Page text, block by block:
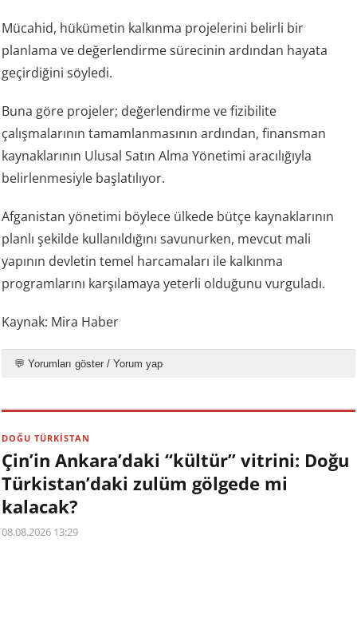
Mücahid, hükümetin kalkınma projelerini belirli bir
planlama ve değerlendirme sürecinin ardından hayata
geçirdiğini söyledi.
Buna göre projeler; değerlendirme ve fizibilite
çalışmalarının tamamlanmasının ardından, finansman
kaynaklarının Ulusal Satın Alma Yönetimi aracılığıyla
belirlenmesiyle başlatılıyor.
Afganistan yönetimi böylece ülkede bütçe kaynaklarının
planlı şekilde kullanıldığını savunurken, mevcut mali
yapının devletin temel harcamaları ile kalkınma
programlarını karşılamaya yeterli olduğunu vurguladı.
Kaynak: Mira Haber
💬 Yorumları göster / Yorum yap
DOĞU TÜRKİSTAN
Çin’in Ankara’daki “kültür” vitrini: Doğu
Türkistan’daki zulüm gölgede mi
kalacak?
08.08.2026 13:29